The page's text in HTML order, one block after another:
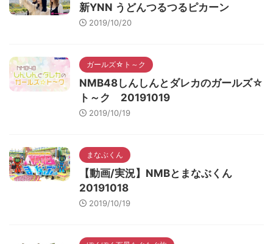
新YNN うどんつるつるピカーン
2019/10/20
ガールズ☆ト～ク
NMB48しんしんとダレカのガールズ☆
ト～ク 20191019
2019/10/19
まなぶくん
【動画/実況】NMBとまなぶくん
20191018
2019/10/19